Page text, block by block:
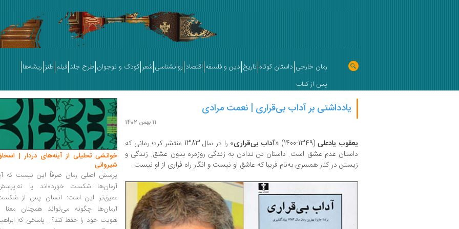
رمان خارجی داستان کوتاه تاریخ دین و فلسفه اقتصاد روانشناسی شعر کودک و نوجوان طرح جلد فیلم طنز ریشه‌ها
پس از کتاب
یادداشتی بر آداب بی‌قراری | نعمت مرادی
11 بهمن 1402
یعقوب یادعلی(1349-1400) « آداب بی‌قراری
» را در سال 1383 منتشر کرد؛ رمانی که
داستان عدم عشق است. داستان تن ندادن به زندگی روزمره بدون عشق. زندگی و
زیستن در کنار همسری به‌نام فریبا که عاشق او نیست و انگار راه فراری از او نیست.
خوانشی تحلیلی از آینه‌های دردار |
شیروانی
پرسش اصلی رمان صرفاً این نیست که
آرمان‌ها شکست خورده‌اند یا
عمیق‌تر این است: انسان پس از
آرمان‌ها چگونه می‌تواند همچنان معنا
هویت خود را حفظ کند؟... پاسخی که